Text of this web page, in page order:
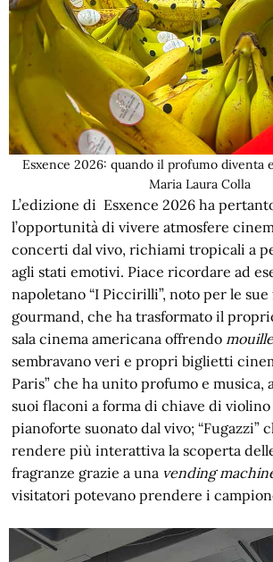
Esxence 2026: quando il profumo diventa
Maria Laura Colla
L’edizione di Esxence 2026 ha
l’opportunità di vivere atmosfere
concerti dal vivo, richiami tropicali a
agli stati emotivi. Piace ricordare ad
napoletano “I Piccirilli”, noto per le sue
gourmand, che ha trasformato il
sala cinema americana offrendo
sembravano veri e propri biglietti
Paris” che ha unito profumo e musica,
suoi flaconi a forma di chiave di
pianoforte suonato dal vivo; “Fugazzi”
rendere più interattiva la scoperta
fragranze grazie a una vending
visitatori potevano prendere i